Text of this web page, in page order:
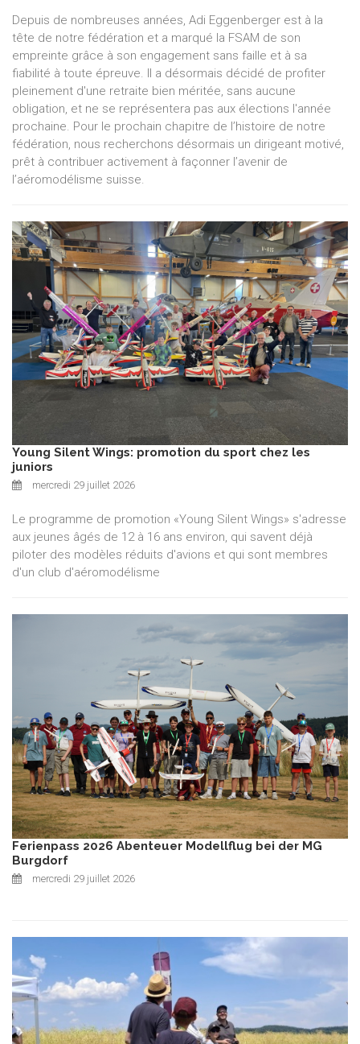
Depuis de nombreuses années, Adi Eggenberger est à la
tête de notre fédération et a marqué la FSAM de son
empreinte grâce à son engagement sans faille et à sa
fiabilité à toute épreuve. Il a désormais décidé de profiter
pleinement d'une retraite bien méritée, sans aucune
obligation, et ne se représentera pas aux élections l'année
prochaine. Pour le prochain chapitre de l’histoire de notre
fédération, nous recherchons désormais un dirigeant motivé,
prêt à contribuer activement à façonner l’avenir de
l’aéromodélisme suisse.
Young Silent Wings: promotion du sport chez les
juniors
mercredi 29 juillet 2026
Le programme de promotion «Young Silent Wings» s'adresse
aux jeunes âgés de 12 à 16 ans environ, qui savent déjà
piloter des modèles réduits d'avions et qui sont membres
d'un club d'aéromodélisme
Ferienpass 2026 Abenteuer Modellflug bei der MG
Burgdorf
mercredi 29 juillet 2026